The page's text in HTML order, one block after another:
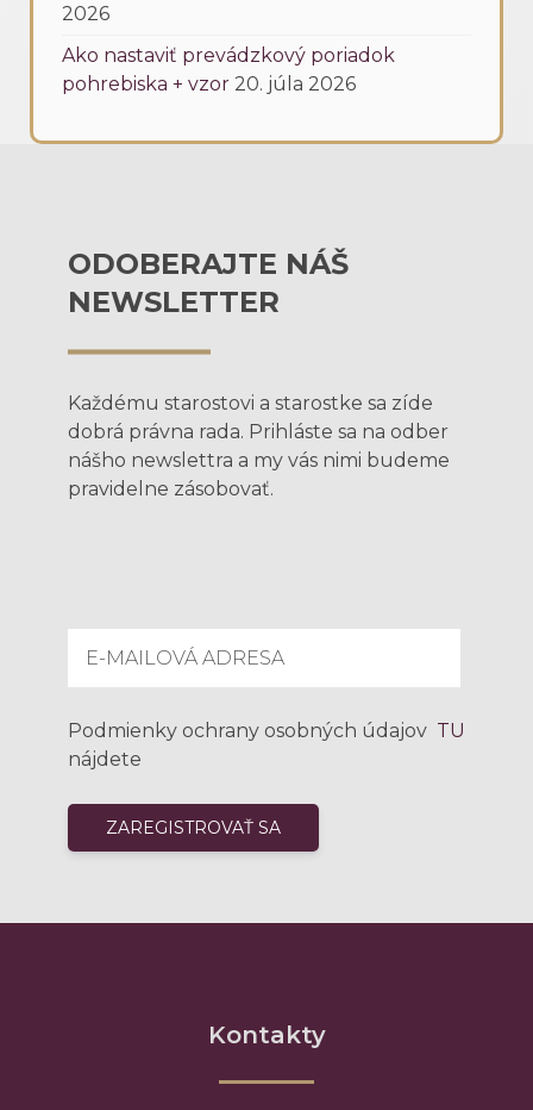
2026
Ako nastaviť prevádzkový poriadok
pohrebiska + vzor 20. júla 2026
ODOBERAJTE NÁŠ
NEWSLETTER
Každému starostovi a starostke sa zíde
dobrá právna rada. Prihláste sa na odber
nášho newslettra a my vás nimi budeme
pravidelne zásobovať.
Podmienky ochrany osobných údajov
nájdete
TU
Kontakty